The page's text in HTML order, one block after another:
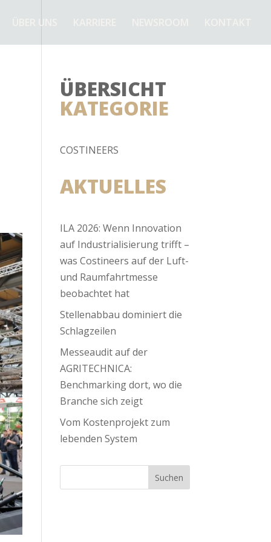
ÜBER UNS
ÜBERSICHT
KATEGORIE
COSTINEERS
AKTUELLES
ILA 2026: Wenn Innovation
auf Industrialisierung trifft –
was Costineers auf der Luft-
und Raumfahrtmesse
beobachtet hat
Stellenabbau dominiert die
Schlagzeilen
Messeaudit auf der
AGRITECHNICA:
Benchmarking dort, wo die
Branche sich zeigt
Vom Kostenprojekt zum
lebenden System
Suchen